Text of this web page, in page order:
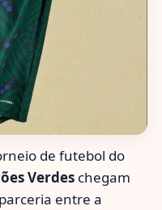
de futebol do
Verdes chegam
entre a